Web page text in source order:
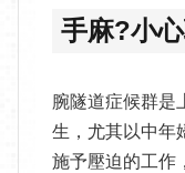
手麻?小
腕隧道症候群是
生，尤其以中年
施予壓迫的工作